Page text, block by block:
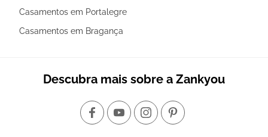
Casamentos em Portalegre
Casamentos em Bragança
Descubra mais sobre a Zankyou